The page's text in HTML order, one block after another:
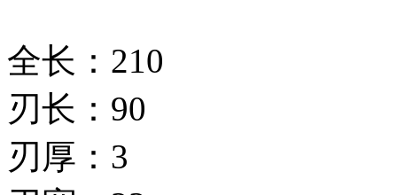
全长：210
刃长：90
刃厚：3